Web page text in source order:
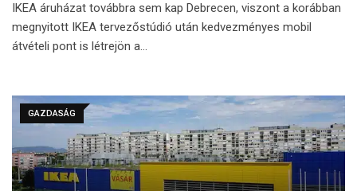
IKEA áruházat továbbra sem kap Debrecen, viszont a korábban
megnyitott IKEA tervezőstúdió után kedvezményes mobil
átvételi pont is létrejön a…
GAZDASÁG